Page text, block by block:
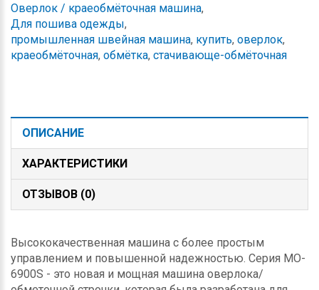
Оверлок / краеобмёточная машина,
Для пошива одежды,
промышленная швейная машина, купить, оверлок,
краеобмёточная, обмётка, стачивающе-обмёточная
ОПИСАНИЕ
ХАРАКТЕРИСТИКИ
ОТЗЫВОВ (0)
Высококачественная машина с более простым
управлением и повышенной надежностью. Серия MO-
6900S - это новая и мощная машина оверлока/